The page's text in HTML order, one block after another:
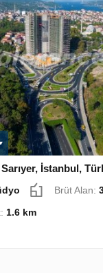
İstanbul,
Brüt Alan:
1.6 km